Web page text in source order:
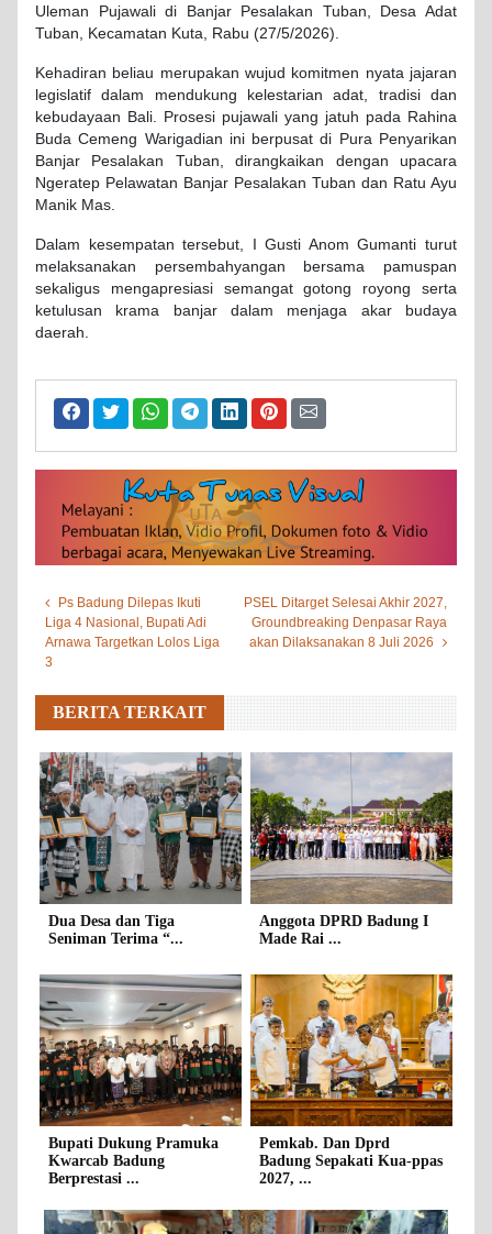
Uleman Pujawali di Banjar Pesalakan Tuban, Desa Adat
Tuban, Kecamatan Kuta, Rabu (27/5/2026).
Kehadiran beliau merupakan wujud komitmen nyata jajaran
legislatif dalam mendukung kelestarian adat, tradisi dan
kebudayaan Bali. Prosesi pujawali yang jatuh pada Rahina
Buda Cemeng Warigadian ini berpusat di Pura Penyarikan
Banjar Pesalakan Tuban, dirangkaikan dengan upacara
Ngeratep Pelawatan Banjar Pesalakan Tuban dan Ratu Ayu
Manik Mas.
Dalam kesempatan tersebut, I Gusti Anom Gumanti turut
melaksanakan persembahyangan bersama pamuspan
sekaligus mengapresiasi semangat gotong royong serta
ketulusan krama banjar dalam menjaga akar budaya
daerah.
Ps Badung Dilepas Ikuti
Liga 4 Nasional, Bupati Adi
Arnawa Targetkan Lolos Liga
3
PSEL Ditarget Selesai Akhir 2027,
Groundbreaking Denpasar Raya
akan Dilaksanakan 8 Juli 2026
BERITA TERKAIT
Dua Desa dan Tiga
Seniman Terima “...
Anggota DPRD Badung I
Made Rai ...
Bupati Dukung Pramuka
Kwarcab Badung
Berprestasi ...
Pemkab. Dan Dprd
Badung Sepakati Kua-ppas
2027, ...